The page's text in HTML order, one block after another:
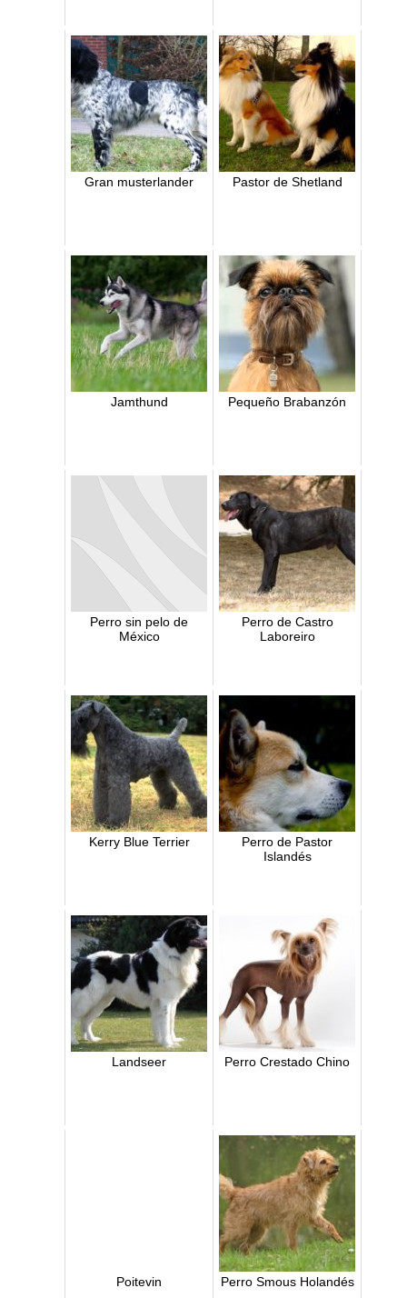
Gran musterlander Pastor de Shetland
Jamthund Pequeño Brabanzón
Perro sin pelo de
México
Perro de Castro
Laboreiro
Kerry Blue Terrier
Perro de Pastor
Islandés
Landseer Perro Crestado Chino
Poitevin Perro Smous Holandés